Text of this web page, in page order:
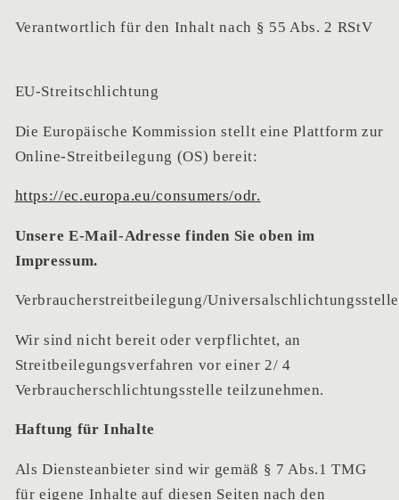
Verantwortlich für den Inhalt nach § 55 Abs. 2 RStV
EU-Streitschlichtung
Die Europäische Kommission stellt eine Plattform zur
Online-Streitbeilegung (OS) bereit:
https://ec.europa.eu/consumers/odr.
Unsere E-Mail-Adresse finden Sie oben im
Impressum.
Verbraucherstreitbeilegung/Universalschlichtungsstelle
Wir sind nicht bereit oder verpflichtet, an
Streitbeilegungsverfahren vor einer 2/ 4
Verbraucherschlichtungsstelle teilzunehmen.
Haftung für Inhalte
Als Diensteanbieter sind wir gemäß § 7 Abs.1 TMG
für eigene Inhalte auf diesen Seiten nach den